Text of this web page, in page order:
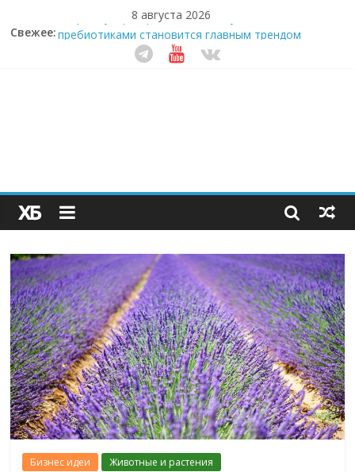
8 августа 2026
Свежее:Секрет супергидратации: почему кокосовая вода с
пребиотиками становится главным трендом
здорового питания
сливки меняют утренний ритуал
Как простая наклейка заставляет миллионы людей
не забывать о самом важном креме этим летом
Бизнес идеи Животные и растения